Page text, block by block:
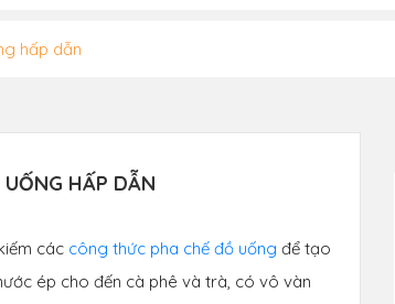
hấp dẫn
HẤP DẪN
các công thức pha chế đồ uống để tạo
ép cho đến cà phê và trà, có vô vàn